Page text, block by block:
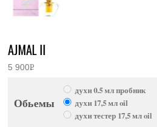
AJMAL II
5 900Р
Обьемы
духи 0.5 мл пробник
духи 17,5 мл oil
духи тестер 17,5 мл oil